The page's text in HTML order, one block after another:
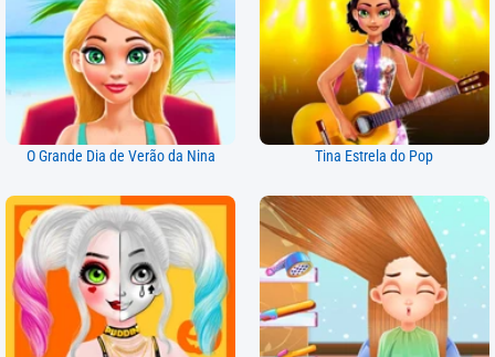
O Grande Dia de Verão da Nina Tina Estrela do Pop